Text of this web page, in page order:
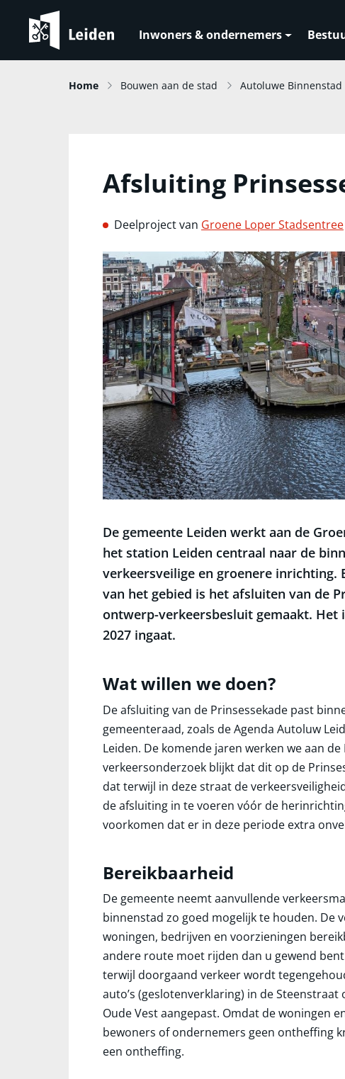
Inwoners & ondernemers
Home Bouwen aan de stad Autoluwe Binnenstad
Afsluiting
Deelproject van Groene Loper Stadsentree
De gemeente Leiden werkt aan de
het station Leiden centraal naar de
verkeersveilige en groenere inrichting.
van het gebied is het afsluiten van de
ontwerp-verkeersbesluit gemaakt. Het
2027 ingaat.
Wat willen we doen?
De afsluiting van de Prinsessekade past
gemeenteraad, zoals de Agenda Autoluw
Leiden. De komende jaren werken we aan
verkeersonderzoek blijkt dat dit op de
dat terwijl in deze straat de
de afsluiting in te voeren vóór de
voorkomen dat er in deze periode extra
Bereikbaarheid
De gemeente neemt aanvullende
binnenstad zo goed mogelijk te houden. De
woningen, bedrijven en voorzieningen
andere route moet rijden dan u gewend
terwijl doorgaand verkeer wordt
auto’s (geslotenverklaring) in de
Oude Vest aangepast. Omdat de woningen
bewoners of ondernemers geen ontheffing
een ontheffing.